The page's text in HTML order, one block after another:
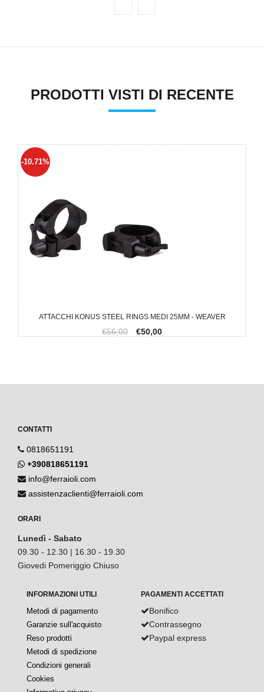
PRODOTTI VISTI DI RECENTE
ATTACCHI KONUS STEEL RINGS MEDI 25MM - WEAVER
-10.71%
€56,00 €50,00
CONTATTI
0818651191
+390818651191
info@ferraioli.com
assistenzaclienti@ferraioli.com
ORARI
Lunedì - Sabato
09.30 - 12.30 | 16.30 - 19.30
Giovedi Pomeriggio Chiuso
INFORMAZIONI UTILI
Metodi di pagamento
Garanzie sull'acquisto
Reso prodotti
Metodi di spedizione
Condizioni generali
Cookies
PAGAMENTI ACCETTATI
Bonifico
Contrassegno
Paypal express